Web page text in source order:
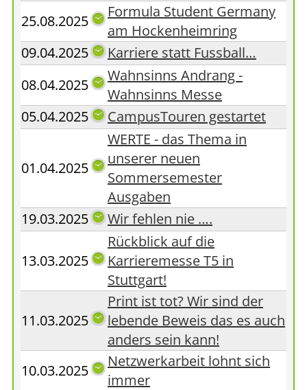
25.08.2025
Formula Student Germany
am Hockenheimring
09.04.2025
Karriere statt Fussball…
08.04.2025
Wahnsinns Andrang -
Wahnsinns Messe
05.04.2025
CampusTouren gestartet
01.04.2025
WERTE - das Thema in
unserer neuen
Sommersemester
Ausgaben
19.03.2025
Wir fehlen nie ….
13.03.2025
Rückblick auf die
Karrieremesse T5 in
Stuttgart!
11.03.2025
Print ist tot? Wir sind der
lebende Beweis das es auch
anders sein kann!
10.03.2025
Netzwerkarbeit lohnt sich
immer